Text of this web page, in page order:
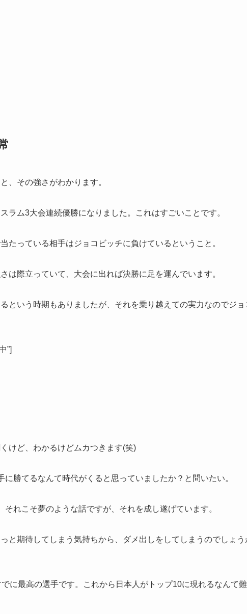
、その強さがわかります。
ラム3大会連続優勝になりました。これはすごいことです。
たっている相手はジョコビッチに負けているということ。
は際立っていて、大会に出れば決勝に足を運んでいます。
という時期もありましたが、それを乗り越えての実力なのでジ
”]
けど、わかるけどムカつきます(笑)
に勝てるなんて時代がくると思っていましたか？と問いたい。
れこそ夢のような話ですが、それを成し遂げています。
と期待してしまう気持ちから、ダメ出しをしてしまうのでしょう
に最高の選手です。これから日本人がトップ10に現れるなんて